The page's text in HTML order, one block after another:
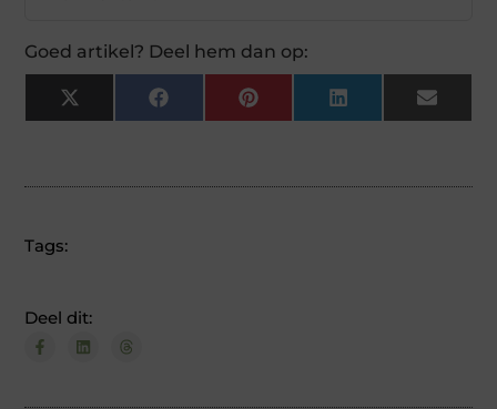
Goed artikel? Deel hem dan op:
X
(Twitter)
Facebook Pinterest LinkedIn Email
Tags:
Deel dit: